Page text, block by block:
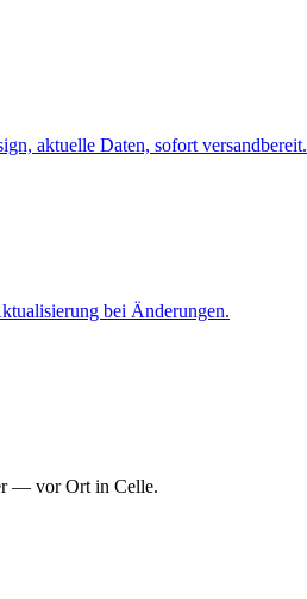
aktuelle Daten, sofort versandbereit.
bei Änderungen.
— vor Ort in Celle.